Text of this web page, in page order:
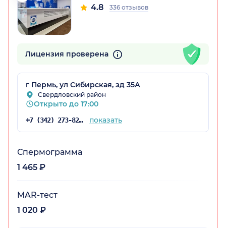
4.8 336 отзывов
Лицензия проверена
г Пермь, ул Сибирская, зд 35А
Свердловский район
Открыто до 17:00
+7 (342) 273-82-39 показать
Спермограмма
1 465 ₽
MAR-тест
1 020 ₽